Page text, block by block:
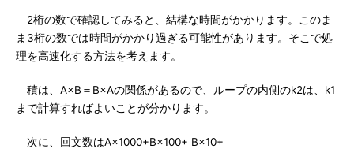
2桁の数で確認してみると、結構な時間がかかります。このま
ま3桁の数では時間がかかり過ぎる可能性があります。そこで処
理を高速化する方法を考えます。
積は、A×B＝B×Aの関係があるので、ループの内側のk2は、k1
まで計算すればよいことが分かります。
次に、回文数はA×1000+B×100+ B×10+